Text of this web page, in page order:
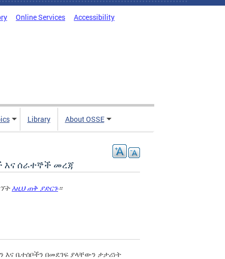
Online Services Accessibility
Library About OSSE
እና ሰራተኞች መረጃ
እዚህ ጠቅ ያድርጉ።
ቤተሰቦችን በመደገፍ ያላቸውን ታታሪነት